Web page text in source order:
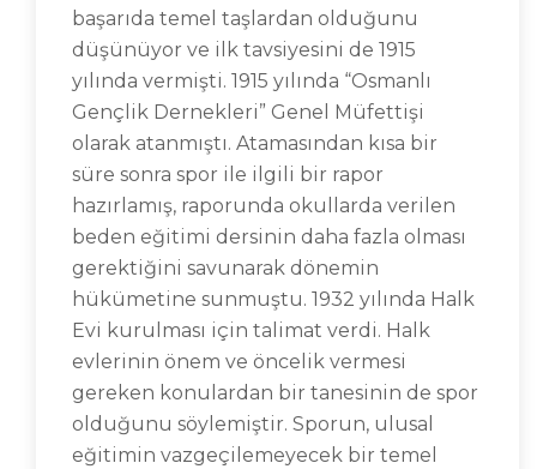
başarıda temel taşlardan olduğunu
düşünüyor ve ilk tavsiyesini de 1915
yılında vermişti. 1915 yılında “Osmanlı
Gençlik Dernekleri” Genel Müfettişi
olarak atanmıştı. Atamasından kısa bir
süre sonra spor ile ilgili bir rapor
hazırlamış, raporunda okullarda verilen
beden eğitimi dersinin daha fazla olması
gerektiğini savunarak dönemin
hükümetine sunmuştu. 1932 yılında Halk
Evi kurulması için talimat verdi. Halk
evlerinin önem ve öncelik vermesi
gereken konulardan bir tanesinin de spor
olduğunu söylemiştir. Sporun, ulusal
eğitimin vazgeçilemeyecek bir temel